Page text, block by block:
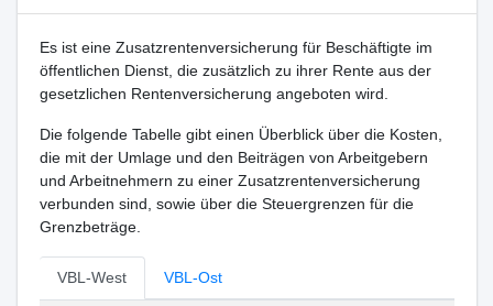
Es ist eine Zusatzrentenversicherung für Beschäftigte im
öffentlichen Dienst, die zusätzlich zu ihrer Rente aus der
gesetzlichen Rentenversicherung angeboten wird.
Die folgende Tabelle gibt einen Überblick über die Kosten,
die mit der Umlage und den Beiträgen von Arbeitgebern
und Arbeitnehmern zu einer Zusatzrentenversicherung
verbunden sind, sowie über die Steuergrenzen für die
Grenzbeträge.
VBL-West VBL-Ost